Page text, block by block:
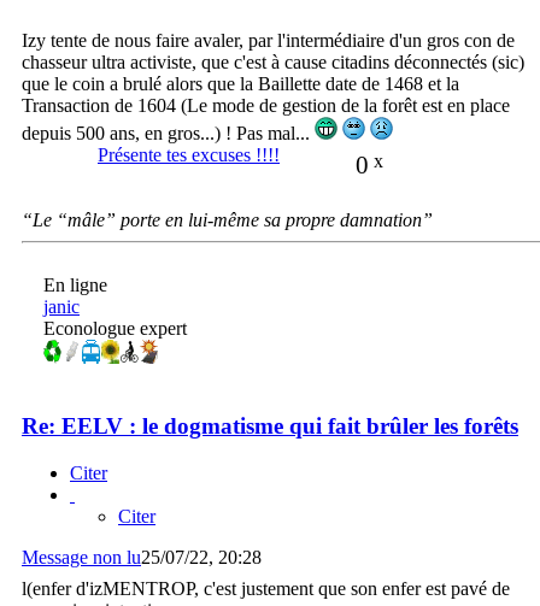
Izy tente de nous faire avaler, par l'intermédiaire d'un gros con de
chasseur ultra activiste, que c'est à cause citadins déconnectés (sic)
que le coin a brulé alors que la Baillette date de 1468 et la
Transaction de 1604 (Le mode de gestion de la forêt est en place
depuis 500 ans, en gros...) ! Pas mal...
0 x
Présente tes excuses !!!!
“Le “mâle” porte en lui-même sa propre damnation”
En ligne
janic
Econologue expert
Re: EELV : le dogmatisme qui fait brûler les forêts
Citer
Citer
Message non lu25/07/22, 20:28
l(enfer d'izMENTROP, c'est justement que son enfer est pavé de